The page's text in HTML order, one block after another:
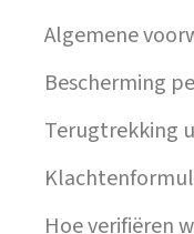
Algemene
Bescherming
Terugtrekking
Hoe verifiëren